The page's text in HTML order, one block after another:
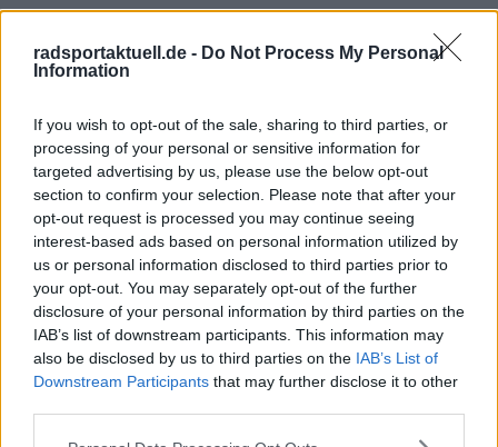
radsportaktuell.de - Do Not Process My Personal
Information
If you wish to opt-out of the sale, sharing to third parties, or
processing of your personal or sensitive information for
targeted advertising by us, please use the below opt-out
section to confirm your selection. Please note that after your
opt-out request is processed you may continue seeing
interest-based ads based on personal information utilized by
us or personal information disclosed to third parties prior to
your opt-out. You may separately opt-out of the further
disclosure of your personal information by third parties on the
IAB’s list of downstream participants. This information may
also be disclosed by us to third parties on the IAB’s List of
Downstream Participants that may further disclose it to other
SENDEN